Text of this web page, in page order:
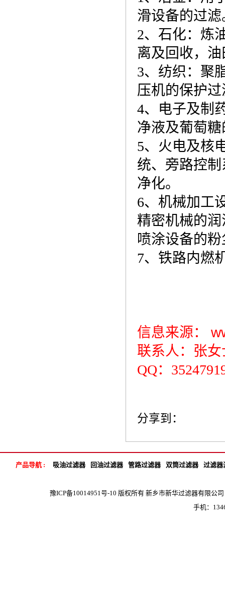
滑设备的过滤
2、石化：炼
离及回收，
3、纺织：聚
压机的保护
4、电子及制
净液及葡萄
5、火电及核
统、旁路控
净化。
6、机械加工
精密机械的
喷涂设备的
7、铁路内燃
信息来源：
联系人：张女
QQ：
分享到：
产品导航 : 吸油过滤器 回油过滤器 管路过滤器 双筒过滤器 过滤器
豫ICP备10014951号-10 版权所有 新乡市新华过滤器有限公
手机：